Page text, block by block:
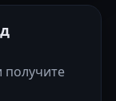
получите